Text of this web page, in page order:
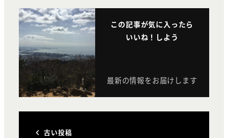
この記事が気に入ったら
いいね！しよう
最新の情報をお届けします
古い投稿